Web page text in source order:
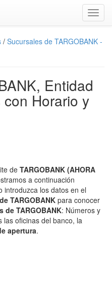
/ Sucursales de TARGOBANK -
Entidad
Horario y
de TARGOBANK (AHORA
a continuación
introduzca los datos en el
TARGOBANK para conocer
de TARGOBANK: Números y
las oficinas del banco, la
apertura.